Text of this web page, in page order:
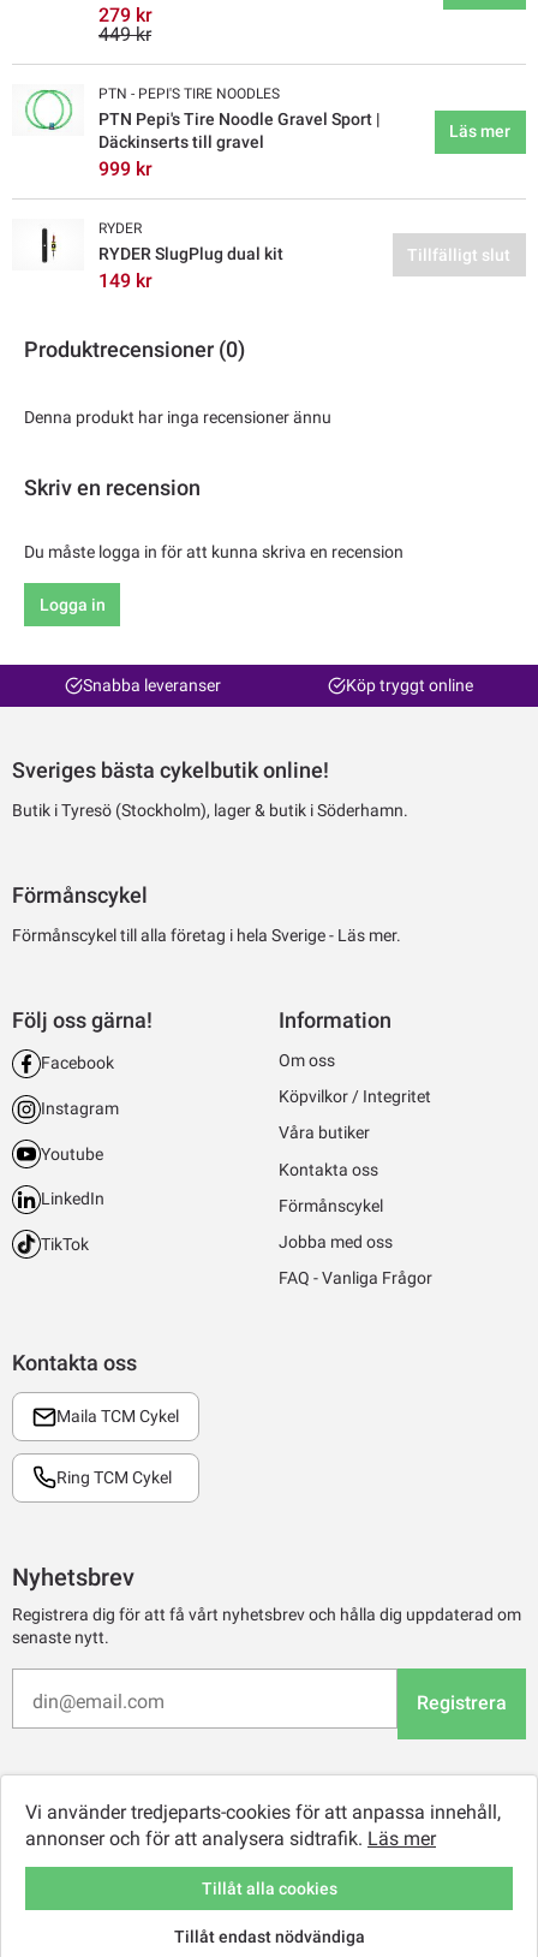
279 kr
449 kr
PTN - PEPI'S TIRE NOODLES
PTN Pepi's Tire Noodle Gravel Sport |
Däckinserts till gravel
999 kr
Läs mer
RYDER
RYDER SlugPlug dual kit
149 kr
Tillfälligt slut
Produktrecensioner (0)
Denna produkt har inga recensioner ännu
Skriv en recension
Du måste logga in för att kunna skriva en recension
Logga in
Snabba leveranser Köp tryggt online
Sveriges bästa cykelbutik online!
Butik i Tyresö (Stockholm), lager & butik i Söderhamn.
Förmånscykel
Förmånscykel till alla företag i hela Sverige - Läs mer.
Kontakta oss
Maila TCM Cykel
Ring TCM Cykel
Följ oss gärna!
Facebook
Instagram
Youtube
LinkedIn
TikTok
Information
Om oss
Köpvilkor / Integritet
Våra butiker
Kontakta oss
Förmånscykel
Jobba med oss
FAQ - Vanliga Frågor
Nyhetsbrev
Registrera dig för att få vårt nyhetsbrev och hålla dig uppdaterad om
senaste nytt.
Registrera
© 2026 TCM Online Retail AB
Vi använder tredjeparts-cookies för att anpassa innehåll,
annonser och för att analysera sidtrafik. Läs mer
Tillåt endast nödvändiga
Tillåt alla cookies